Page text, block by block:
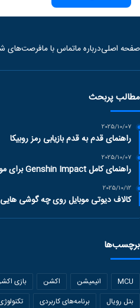
صفحه اصلیدرباره ماتماس با مافرصت‌های
مطالب پربحث
2025/10/07
راهنمای قدم به قدم بازیابی رمز روبیکا
2025/10/07
راهنمای کامل Genshin Impact برای موبایل (آپدیت ۲۰۲۵)
2025/10/12
کالاف دیوتی موبایل روی چه گوشی
برچسب‌ها
MCU انیمیشن اکشن بازی
بتل رویال
برنامه‌های کاربردی